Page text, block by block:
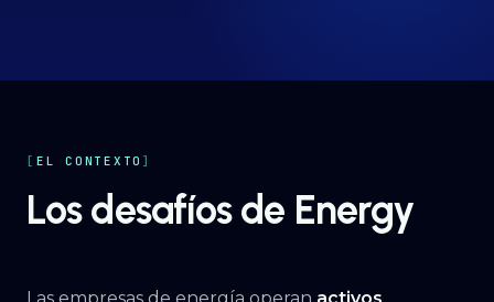
EL CONTEXTO
Los desafíos de Energy